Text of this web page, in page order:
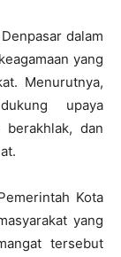
dalam
yang
Menurutnya,
upaya
berakhlak, dan
Kota
yang
tersebut